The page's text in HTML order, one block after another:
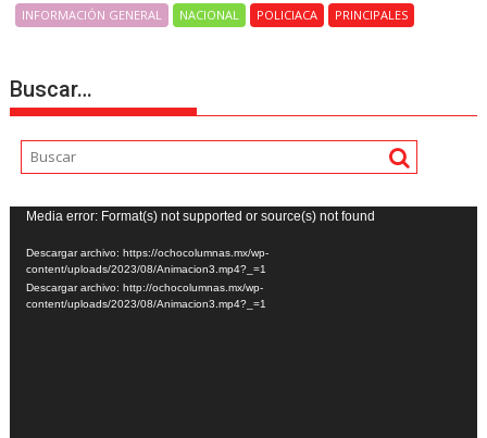
INFORMACIÓN GENERAL NACIONAL POLICIACA PRINCIPALES
Buscar…
Reproductor
de
vídeo
Media error: Format(s) not supported or source(s) not found
Descargar archivo: https://ochocolumnas.mx/wp-
content/uploads/2023/08/Animacion3.mp4?_=1
Descargar archivo: http://ochocolumnas.mx/wp-
content/uploads/2023/08/Animacion3.mp4?_=1